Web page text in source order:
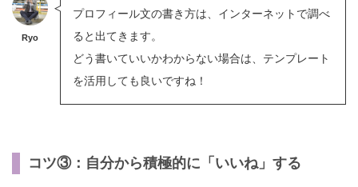
Ryo
プロフィール文の書き方は、インターネットで調べ
ると出てきます。
どう書いていいかわからない場合は、テンプレート
を活用しても良いですね！
コツ③：自分から積極的に「いいね」する